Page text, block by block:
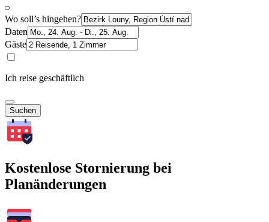
Wo soll’s hingehen?
Daten
Gäste
Ich reise geschäftlich
Suchen
Kostenlose Stornierung bei
Planänderungen